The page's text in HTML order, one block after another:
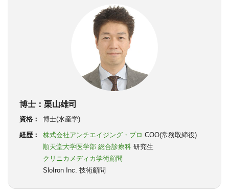
博士：栗山雄司
資格： 博士(水産学)
経歴： 株式会社アンチエイジング・プロ COO(常務取締役)
順天堂大学医学部 総合診療科 研究生
クリニカメディカ学術顧問
SloIron Inc. 技術顧問